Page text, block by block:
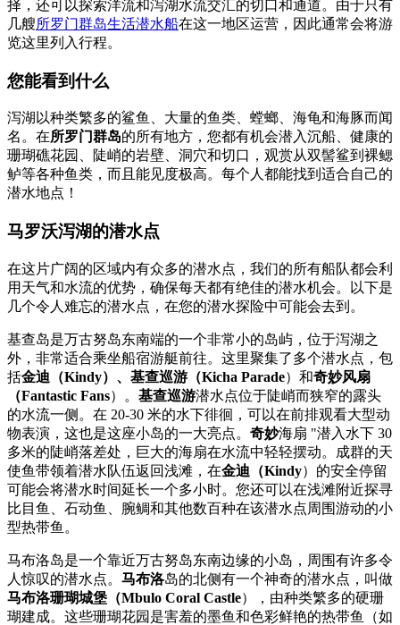
择，还可以探索洋流和泻湖水流交汇的切口和通道。由于只有
几艘所罗门群岛生活潜水船在这一地区运营，因此通常会将游
览这里列入行程。
您能看到什么
泻湖以种类繁多的鲨鱼、大量的鱼类、螳螂、海龟和海豚而闻
名。在所罗门群岛的所有地方，您都有机会潜入沉船、健康的
珊瑚礁花园、陡峭的岩壁、洞穴和切口，观赏从双髻鲨到裸鳃
鲈等各种鱼类，而且能见度极高。每个人都能找到适合自己的
潜水地点！
马罗沃泻湖的潜水点
在这片广阔的区域内有众多的潜水点，我们的所有船队都会利
用天气和水流的优势，确保每天都有绝佳的潜水机会。以下是
几个令人难忘的潜水点，在您的潜水探险中可能会去到。
基查岛是万古努岛东南端的一个非常小的岛屿，位于泻湖之
外，非常适合乘坐船宿游艇前往。这里聚集了多个潜水点，包
括金迪（Kindy）、基查巡游（Kicha Parade）和奇妙风扇
（Fantastic Fans）。 基查巡游潜水点位于陡峭而狭窄的露头
的水流一侧。在 20-30 米的水下徘徊，可以在前排观看大型动
物表演，这也是这座小岛的一大亮点。 奇妙海扇 "潜入水下 30
多米的陡峭落差处，巨大的海扇在水流中轻轻摆动。成群的天
使鱼带领着潜水队伍返回浅滩，在金迪（Kindy）的安全停留
可能会将潜水时间延长一个多小时。您还可以在浅滩附近探寻
比目鱼、石动鱼、腕鲷和其他数百种在该潜水点周围游动的小
型热带鱼。
马布洛岛是一个靠近万古努岛东南边缘的小岛，周围有许多令
人惊叹的潜水点。 马布洛岛的北侧有一个神奇的潜水点，叫做
马布洛珊瑚城堡（Mbulo Coral Castle），由种类繁多的硬珊
瑚建成。这些珊瑚花园是害羞的墨鱼和色彩鲜艳的热带鱼（如